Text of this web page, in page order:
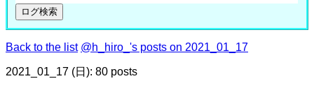
Back to the list @h_hiro_'s posts on 2021_01_17
2021_01_17 (日): 80 posts